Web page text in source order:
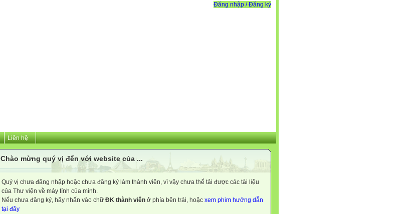
Đăng nhập / Đăng ký
Liên hệ
Chào mừng quý vị đến với website của ...
Quý vị chưa đăng nhập hoặc chưa đăng ký làm thành viên, vì vậy chưa thể tải được các tài liệu
của Thư viện về máy tính của mình.
Nếu chưa đăng ký, hãy nhấn vào chữ ĐK thành viên ở phía bên trái, hoặc xem phim hướng dẫn
tại đây